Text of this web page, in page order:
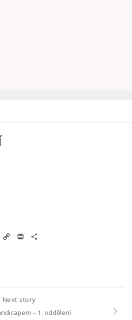
WhatsApp
Copy
Print
Next story
– 1. oddělení